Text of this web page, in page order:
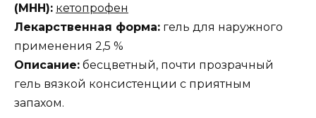
(МНН): кетопрофен
Лекарственная форма: гель для наружного
применения 2,5 %
Описание: бесцветный, почти прозрачный
гель вязкой консистенции с приятным
запахом.